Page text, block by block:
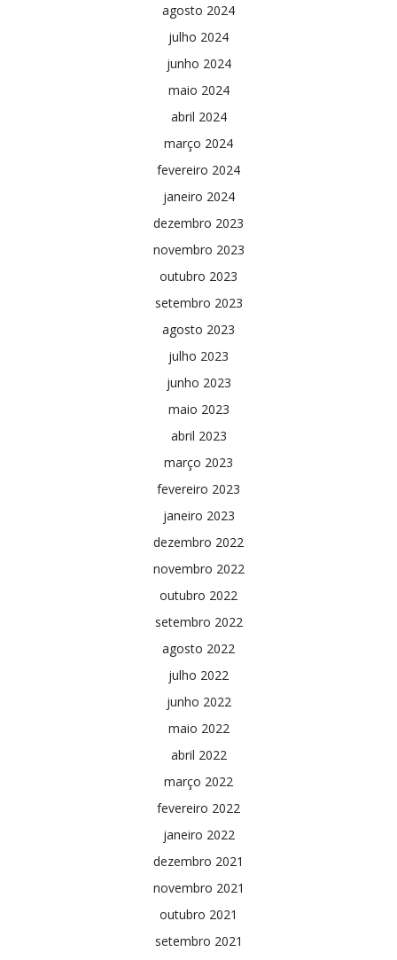
agosto 2024
julho 2024
junho 2024
maio 2024
abril 2024
março 2024
fevereiro 2024
janeiro 2024
dezembro 2023
novembro 2023
outubro 2023
setembro 2023
agosto 2023
julho 2023
junho 2023
maio 2023
abril 2023
março 2023
fevereiro 2023
janeiro 2023
dezembro 2022
novembro 2022
outubro 2022
setembro 2022
agosto 2022
julho 2022
junho 2022
maio 2022
abril 2022
março 2022
fevereiro 2022
janeiro 2022
dezembro 2021
novembro 2021
outubro 2021
setembro 2021